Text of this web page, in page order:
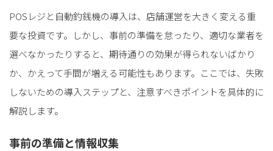
POSレジと自動釣銭機の導入は、店舗運営を大きく変える重
要な投資です。しかし、事前の準備を怠ったり、適切な業者を
選べなかったりすると、期待通りの効果が得られないばかり
か、かえって手間が増える可能性もあります。ここでは、失敗
しないための導入ステップと、注意すべきポイントを具体的に
解説します。
事前の準備と情報収集